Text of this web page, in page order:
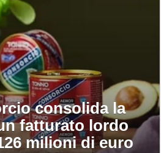
consolida la
fatturato lordo
milioni di euro